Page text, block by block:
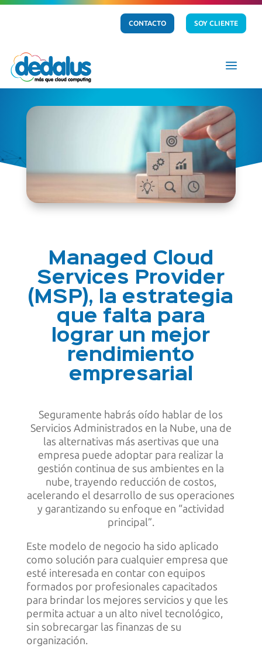
CONTACTO SOY CLIENTE
a
Managed Cloud
Services Provider
(MSP), la estrategia
que falta para
lograr un mejor
rendimiento
empresarial
Seguramente habrás oído hablar de los
Servicios Administrados en la Nube, una de
las alternativas más asertivas que una
empresa puede adoptar para realizar la
gestión continua de sus ambientes en la
nube, trayendo reducción de costos,
acelerando el desarrollo de sus operaciones
y garantizando su enfoque en “actividad
principal”.
Este modelo de negocio ha sido aplicado
como solución para cualquier empresa que
esté interesada en contar con equipos
formados por profesionales capacitados
para brindar los mejores servicios y que les
permita actuar a un alto nivel tecnológico,
sin sobrecargar las finanzas de su
organización.